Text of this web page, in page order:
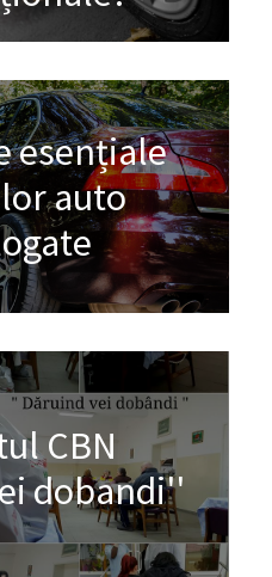
esențiale
auto
CBN
dobandi''